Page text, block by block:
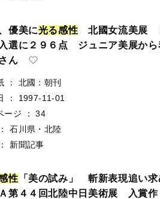
優美に光る感性 北國女流美展
選に２９６点 ジュニア美展か
ん
：
北國：朝刊
：
1997-11-01
ージ
：
34
：
石川県・北陸
： 新聞記事
性 「美の試み」 斬新表現追い
Ａ第４４回北陸中日美術展 入賞